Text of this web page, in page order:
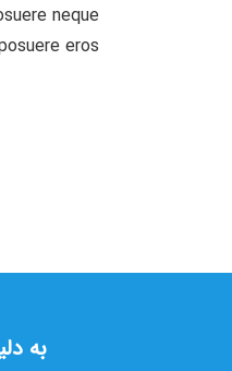
neque
eros.
به